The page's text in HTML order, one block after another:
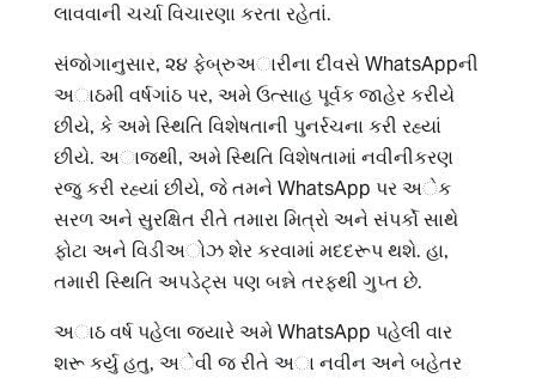
લાવવાની ચર્ચા વિચારણા કરતા રહેતાં.
સંજોગાનુસાર, ૨૪ ફેબ્રુઅારીના દીવસે WhatsAppની
અાઠમી વર્ષગાંઠ પર, અમે ઉત્સાહ પૂર્વક જાહેર કરીયે
છીયે, કે અમે સ્થિતિ વિશેષતાની પુનર્રચના કરી રહ્યાં
છીયે. અાજથી, અમે સ્થિતિ વિશેષતામાં નવીનીકરણ
રજુ કરી રહ્યાં છીયે, જે તમને WhatsApp પર અેક
સરળ અને સુરક્ષિત રીતે તમારા મિત્રો અને સંપર્કો સાથે
ફોટા અને વિડીઅોઝ શેર કરવામાં મદદરૂપ થશે. હા,
તમારી સ્થિતિ અપડેટ્સ પણ બન્ને તરફથી ગુપ્ત છે.
અાઠ વર્ષ પહેલા જ્યારે અમે WhatsApp પહેલી વાર
શરૂ કર્યુ હતુ, અેવી જ રીતે અા નવીન અને બહેતર